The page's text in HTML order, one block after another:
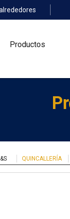
Productos
QUINCALLERÍA